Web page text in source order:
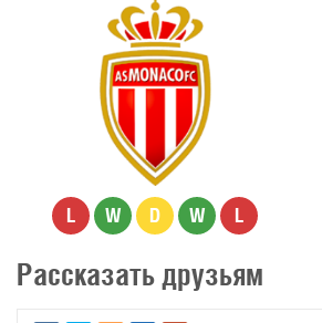
L W D W L
Рассказать друзьям